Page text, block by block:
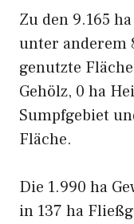
Zu den 9.165
unter anderem
genutzte
Gehölz, 0 ha
Sumpfgebiet
Fläche.
Die 1.990 ha
in 137 ha